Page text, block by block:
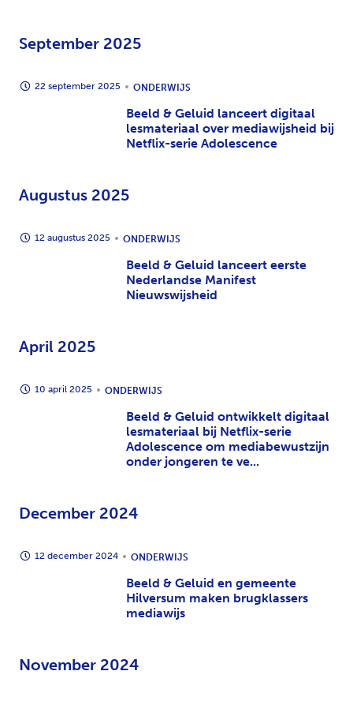
September 2025
22 september 2025 ONDERWIJS
Beeld & Geluid lanceert digitaal
lesmateriaal over mediawijsheid bij
Netflix-serie Adolescence
Augustus 2025
12 augustus 2025 ONDERWIJS
Beeld & Geluid lanceert eerste
Nederlandse Manifest
Nieuwswijsheid
April 2025
10 april 2025 ONDERWIJS
Beeld & Geluid ontwikkelt digitaal
lesmateriaal bij Netflix-serie
Adolescence om mediabewustzijn
onder jongeren te ve...
December 2024
12 december 2024 ONDERWIJS
Beeld & Geluid en gemeente
Hilversum maken brugklassers
mediawijs
November 2024